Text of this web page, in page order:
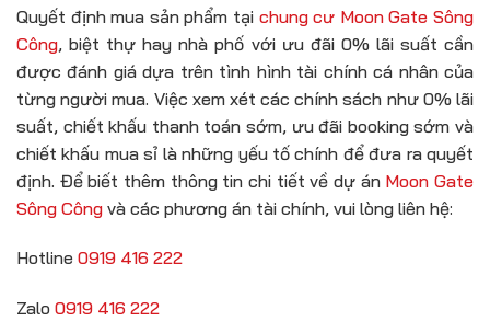
Quyết định mua sản phẩm tại chung cư Moon Gate Sông
Công, biệt thự hay nhà phố với ưu đãi 0% lãi suất cần
được đánh giá dựa trên tình hình tài chính cá nhân của
từng người mua. Việc xem xét các chính sách như 0% lãi
suất, chiết khấu thanh toán sớm, ưu đãi booking sớm và
chiết khấu mua sỉ là những yếu tố chính để đưa ra quyết
định. Để biết thêm thông tin chi tiết về dự án Moon Gate
Sông Công và các phương án tài chính, vui lòng liên hệ:
Hotline 0919 416 222
Zalo 0919 416 222